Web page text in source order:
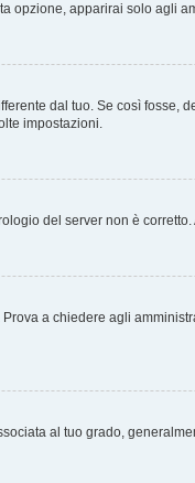
opzione, apparirai solo agli
dal tuo. Se così
impostazioni.
del server non è
a chiedere agli
al tuo grado,